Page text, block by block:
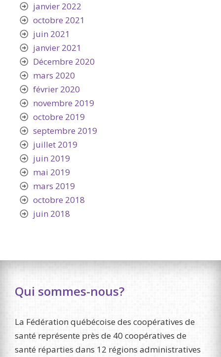
janvier 2022
octobre 2021
juin 2021
janvier 2021
Décembre 2020
mars 2020
février 2020
novembre 2019
octobre 2019
septembre 2019
juillet 2019
juin 2019
mai 2019
mars 2019
octobre 2018
juin 2018
Qui sommes-nous?
La Fédération québécoise des coopératives de
santé représente près de 40 coopératives de
santé réparties dans 12 régions administratives